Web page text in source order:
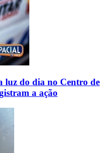
luz do dia no Centro de
a ação